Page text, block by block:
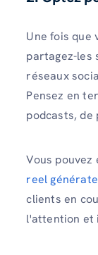
Une fois que
partagez-les
réseaux
Pensez en
podcasts, de
Vous
reel
clients en
l'attention et